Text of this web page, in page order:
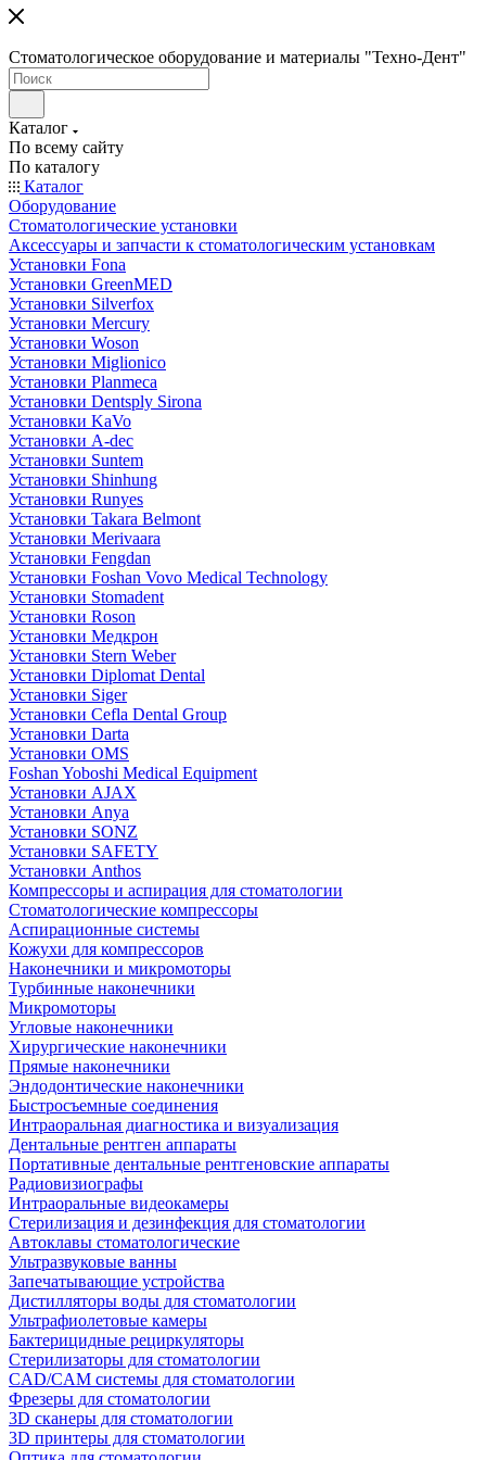
Стоматологическое оборудование и материалы "Техно-Дент"
Каталог
По всему сайту
По каталогу
Каталог
Оборудование
Стоматологические установки
Аксессуары и запчасти к стоматологическим установкам
Установки Fona
Установки GreenMED
Установки Silverfox
Установки Mercury
Установки Woson
Установки Miglionico
Установки Planmeca
Установки Dentsply Sirona
Установки KaVo
Установки A-dec
Установки Suntem
Установки Shinhung
Установки Runyes
Установки Takara Belmont
Установки Merivaara
Установки Fengdan
Установки Foshan Vovo Medical Technology
Установки Stomadent
Установки Roson
Установки Медкрон
Установки Stern Weber
Установки Diplomat Dental
Установки Siger
Установки Cefla Dental Group
Установки Darta
Установки OMS
Foshan Yoboshi Medical Equipment
Установки AJAX
Установки Anya
Установки SONZ
Установки SAFETY
Установки Anthos
Компрессоры и аспирация для стоматологии
Стоматологические компрессоры
Аспирационные системы
Кожухи для компрессоров
Наконечники и микромоторы
Турбинные наконечники
Микромоторы
Угловые наконечники
Хирургические наконечники
Прямые наконечники
Эндодонтические наконечники
Быстросъемные соединения
Интраоральная диагностика и визуализация
Дентальные рентген аппараты
Портативные дентальные рентгеновские аппараты
Радиовизиографы
Интраоральные видеокамеры
Стерилизация и дезинфекция для стоматологии
Автоклавы стоматологические
Ультразвуковые ванны
Запечатывающие устройства
Дистилляторы воды для стоматологии
Ультрафиолетовые камеры
Бактерицидные рециркуляторы
Стерилизаторы для стоматологии
CAD/CAM системы для стоматологии
Фрезеры для стоматологии
3D cканеры для стоматологии
3D принтеры для стоматологии